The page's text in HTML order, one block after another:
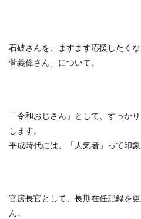
石破さんを、ますます応援したく
菅義偉さん」について。
「令和おじさん」として、すっか
します。
平成時代には、「人気者」って印
官房長官として、長期在任記録を
ん。